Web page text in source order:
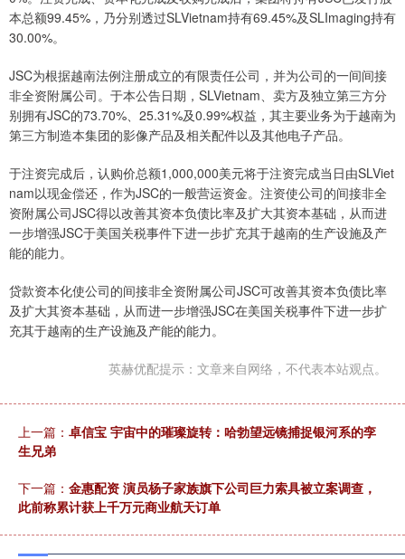
本总额99.45%，乃分别透过SLVietnam持有69.45%及SLImaging持有
30.00%。
JSC为根据越南法例注册成立的有限责任公司，并为公司的一间间接
非全资附属公司。于本公告日期，SLVietnam、卖方及独立第三方分
别拥有JSC的73.70%、25.31%及0.99%权益，其主要业务为于越南为
第三方制造本集团的影像产品及相关配件以及其他电子产品。
于注资完成后，认购价总额1,000,000美元将于注资完成当日由SLViet
nam以现金偿还，作为JSC的一般营运资金。注资使公司的间接非全
资附属公司JSC得以改善其资本负债比率及扩大其资本基础，从而进
一步增强JSC于美国关税事件下进一步扩充其于越南的生产设施及产
能的能力。
贷款资本化使公司的间接非全资附属公司JSC可改善其资本负债比率
及扩大其资本基础，从而进一步增强JSC在美国关税事件下进一步扩
充其于越南的生产设施及产能的能力。
英赫优配提示：文章来自网络，不代表本站观点。
上一篇： 卓信宝 宇宙中的璀璨旋转：哈勃望远镜捕捉银河系的孪
生兄弟
下一篇： 金惠配资 演员杨子家族旗下公司巨力索具被立案调查，
此前称累计获上千万元商业航天订单